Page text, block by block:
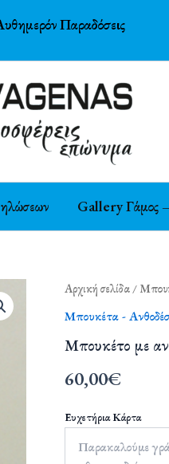
Παραδόσεις
Gallery Γάμος
Αρχική σελίδα /
Μπουκέτα -
Μπουκέτο με
60,00€
Ευχετήρια Κάρτα
Μπουκέτο
ανθούριο